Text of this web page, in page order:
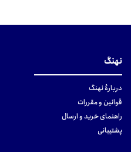
نهنگ
دربارهٔ نهنگ
قوانین و مقررات
راهنمای خرید و ارسال
پشتیبانی